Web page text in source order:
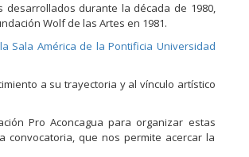
desarrollados durante la década de 1980,
Wolf de las Artes en 1981.
Sala América de la Pontificia Universidad
a su trayectoria y al vínculo artístico
Pro Aconcagua para organizar estas
convocatoria, que nos permite acercar la